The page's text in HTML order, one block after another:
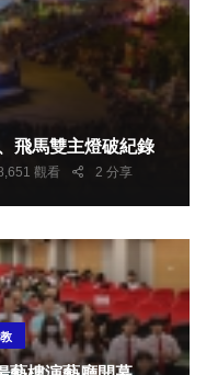
飛馬雙主燈破紀錄
觀看 2 分享